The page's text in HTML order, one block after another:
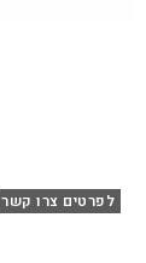
לפרטים צרו קשר